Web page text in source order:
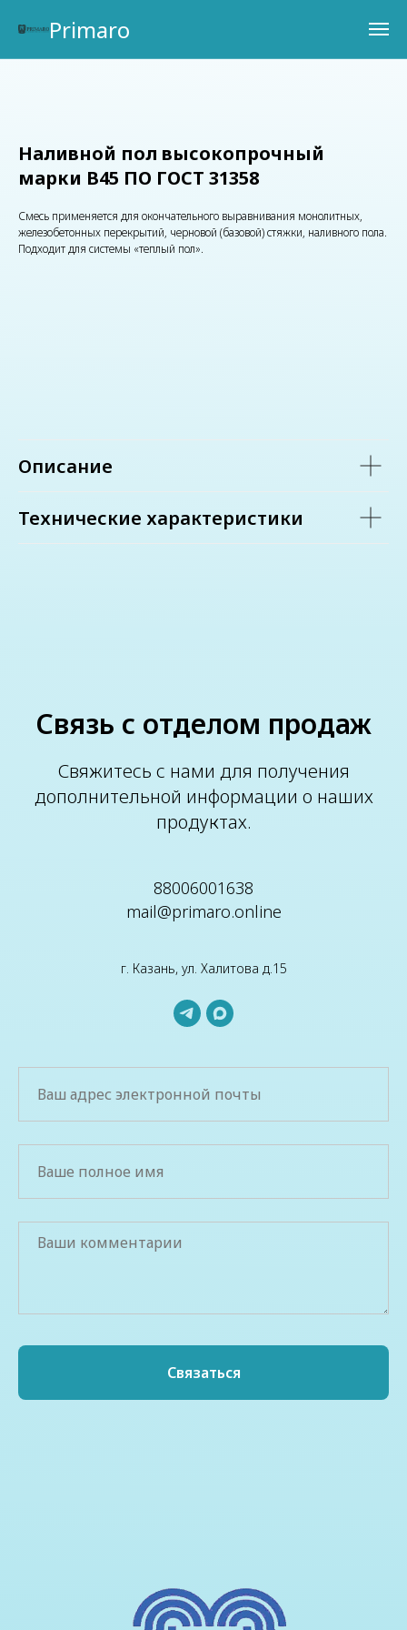
Primaro
Наливной пол высокопрочный
марки В45 ПО ГОСТ 31358
Смесь применяется для окончательного выравнивания монолитных,
железобетонных перекрытий, черновой (базовой) стяжки, наливного пола.
Подходит для системы «теплый пол».
Описание
Технические характеристики
Связь с отделом продаж
Свяжитесь с нами для получения
дополнительной информации о наших
продуктах.
88006001638
mail@primaro.online
г. Казань, ул. Халитова д.15
Связаться